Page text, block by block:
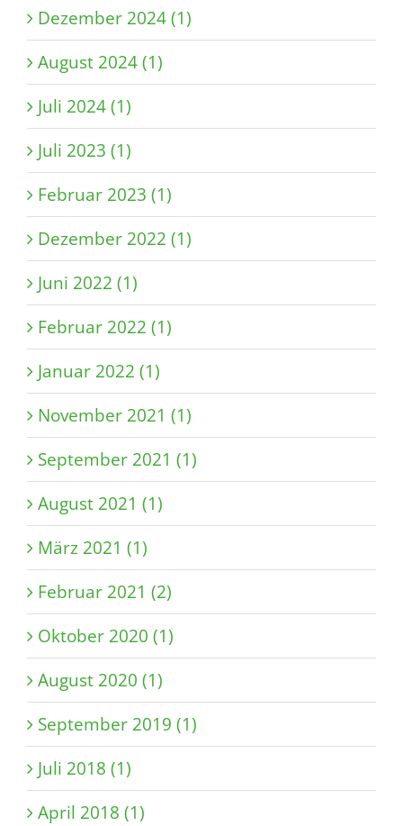
Dezember 2024 (1)
August 2024 (1)
Juli 2024 (1)
Juli 2023 (1)
Februar 2023 (1)
Dezember 2022 (1)
Juni 2022 (1)
Februar 2022 (1)
Januar 2022 (1)
November 2021 (1)
September 2021 (1)
August 2021 (1)
März 2021 (1)
Februar 2021 (2)
Oktober 2020 (1)
August 2020 (1)
September 2019 (1)
Juli 2018 (1)
April 2018 (1)